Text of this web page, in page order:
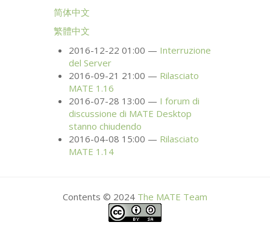
简体中文
繁體中文
2016-12-22 01:00
Interruzione
del Server
2016-09-21 21:00
Rilasciato
MATE 1.16
2016-07-28 13:00
I forum di
discussione di MATE Desktop
stanno chiudendo
2016-04-08 15:00
Rilasciato
MATE 1.14
Contents © 2024 The MATE Team